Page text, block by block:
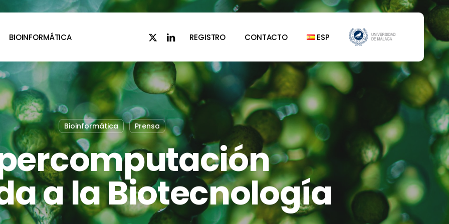
BIOINFORMÁTICA REGISTRO CONTACTO ESP
x-
linkedin
Bioinformática Prensa
a la Biotecnología
Menu